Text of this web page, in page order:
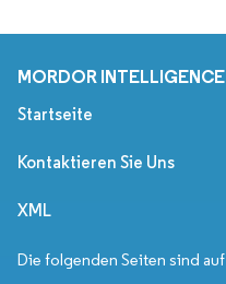
MORDOR INTELLIGENCE
Startseite
Kontaktieren Sie Uns
XML
Die folgenden Seiten sind